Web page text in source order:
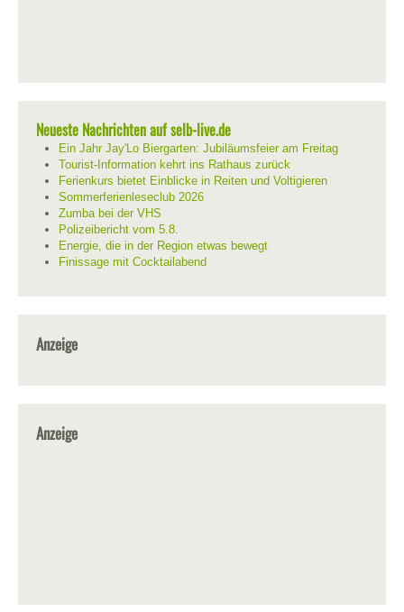
Neueste Nachrichten auf selb-live.de
Ein Jahr Jay'Lo Biergarten: Jubiläumsfeier am Freitag
Tourist-Information kehrt ins Rathaus zurück
Ferienkurs bietet Einblicke in Reiten und Voltigieren
Sommerferienleseclub 2026
Zumba bei der VHS
Polizeibericht vom 5.8.
Energie, die in der Region etwas bewegt
Finissage mit Cocktailabend
Anzeige
Anzeige